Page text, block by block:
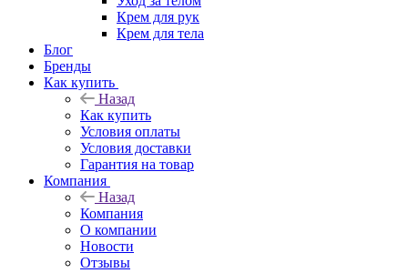
Крем для рук
Крем для тела
Блог
Бренды
Как купить
Назад
Как купить
Условия оплаты
Условия доставки
Гарантия на товар
Компания
Назад
Компания
О компании
Новости
Отзывы